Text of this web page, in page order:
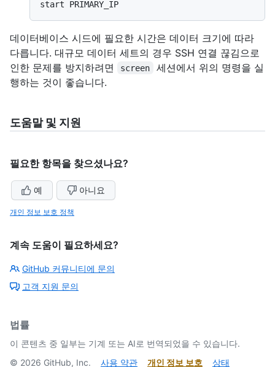
데이터베이스 시드에 필요한 시간은 데이터 크기에 따라
다릅니다. 대규모 데이터 세트의 경우 SSH 연결 끊김으로
인한 문제를 방지하려면
screen
세션에서 위의 명령을 실
행하는 것이 좋습니다.
도움말 및 지원
필요한 항목을 찾으셨나요?
예 아니요
개인 정보 보호 정책
계속 도움이 필요하세요?
GitHub 커뮤니티에 문의
고객 지원 문의
법률
이 콘텐츠 중 일부는 기계 또는 AI로 번역되었을 수 있습니다.
© 2026 GitHub, Inc. 사용 약관 개인 정보 보호 상태